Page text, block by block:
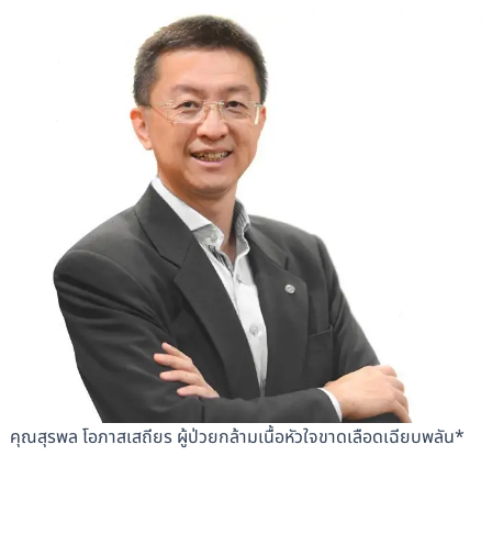
คุณสุรพล โอภาสเสถียร ผู้ป่วยกล้ามเนื้อหัวใจขาดเลือดเฉียบพลัน*